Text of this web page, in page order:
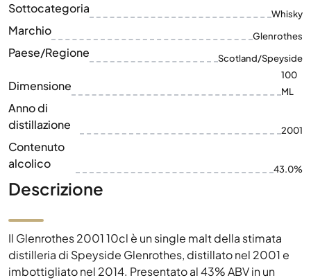
Sottocategoria Whisky
Marchio Glenrothes
Paese/Regione Scotland/Speyside
Dimensione
100
ML
Anno di
distillazione
2001
Contenuto
alcolico
43.0%
Descrizione
Il Glenrothes 2001 10cl è un single malt della stimata
distilleria di Speyside Glenrothes, distillato nel 2001 e
imbottigliato nel 2014. Presentato al 43% ABV in un